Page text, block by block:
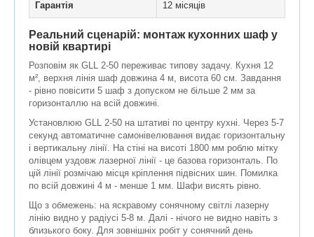
Гарантія 12 місяців
Реальний сценарій: монтаж кухонних шаф у
новій квартирі
Розповім як GLL 2-50 переживає типову задачу. Кухня 12
м², верхня лінія шаф довжина 4 м, висота 60 см. Завдання
- рівно повісити 5 шаф з допуском не більше 2 мм за
горизонталлю на всій довжині.
Установлюю GLL 2-50 на штативі по центру кухні. Через 5-7
секунд автоматичне самонівелювання видає горизонтальну
і вертикальну лінії. На стіні на висоті 1800 мм роблю мітку
олівцем уздовж лазерної лінії - це базова горизонталь. По
цій лінії розмічаю місця кріплення підвісних шин. Помилка
по всій довжині 4 м - менше 1 мм. Шафи висять рівно.
Що з обмежень: на яскравому сонячному світлі лазерну
лінію видно у радіусі 5-8 м. Далі - нічого не видно навіть з
близького боку. Для зовнішніх робіт у сонячний день